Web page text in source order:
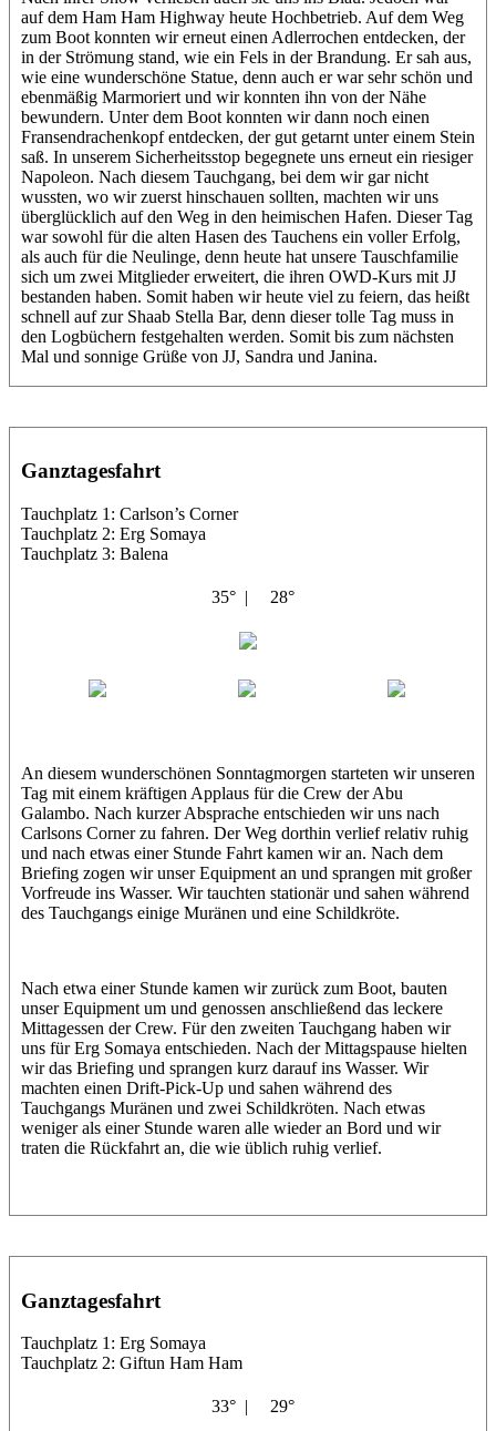
auf dem Ham Ham Highway heute Hochbetrieb. Auf dem Weg
zum Boot konnten wir erneut einen Adlerrochen entdecken, der
in der Strömung stand, wie ein Fels in der Brandung. Er sah aus,
wie eine wunderschöne Statue, denn auch er war sehr schön und
ebenmäßig Marmoriert und wir konnten ihn von der Nähe
bewundern. Unter dem Boot konnten wir dann noch einen
Fransendrachenkopf entdecken, der gut getarnt unter einem Stein
saß. In unserem Sicherheitsstop begegnete uns erneut ein riesiger
Napoleon. Nach diesem Tauchgang, bei dem wir gar nicht
wussten, wo wir zuerst hinschauen sollten, machten wir uns
überglücklich auf den Weg in den heimischen Hafen. Dieser Tag
war sowohl für die alten Hasen des Tauchens ein voller Erfolg,
als auch für die Neulinge, denn heute hat unsere Tauschfamilie
sich um zwei Mitglieder erweitert, die ihren OWD-Kurs mit JJ
bestanden haben. Somit haben wir heute viel zu feiern, das heißt
schnell auf zur Shaab Stella Bar, denn dieser tolle Tag muss in
den Logbüchern festgehalten werden. Somit bis zum nächsten
Mal und sonnige Grüße von JJ, Sandra und Janina.
Ganztagesfahrt
Tauchplatz 1: Carlson’s Corner
Tauchplatz 2: Erg Somaya
Tauchplatz 3: Balena
35° | 28°
An diesem wunderschönen Sonntagmorgen starteten wir unseren
Tag mit einem kräftigen Applaus für die Crew der Abu
Galambo. Nach kurzer Absprache entschieden wir uns nach
Carlsons Corner zu fahren. Der Weg dorthin verlief relativ ruhig
und nach etwas einer Stunde Fahrt kamen wir an. Nach dem
Briefing zogen wir unser Equipment an und sprangen mit großer
Vorfreude ins Wasser. Wir tauchten stationär und sahen während
des Tauchgangs einige Muränen und eine Schildkröte.
Nach etwa einer Stunde kamen wir zurück zum Boot, bauten
unser Equipment um und genossen anschließend das leckere
Mittagessen der Crew. Für den zweiten Tauchgang haben wir
uns für Erg Somaya entschieden. Nach der Mittagspause hielten
wir das Briefing und sprangen kurz darauf ins Wasser. Wir
machten einen Drift-Pick-Up und sahen während des
Tauchgangs Muränen und zwei Schildkröten. Nach etwas
weniger als einer Stunde waren alle wieder an Bord und wir
traten die Rückfahrt an, die wie üblich ruhig verlief.
Ganztagesfahrt
Tauchplatz 1: Erg Somaya
Tauchplatz 2: Giftun Ham Ham
33° | 29°